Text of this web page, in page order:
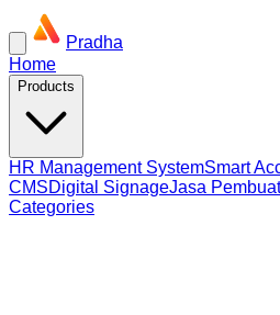
Pradha
Home
Products
HR Management SystemSmart
CMSDigital SignageJasa
Categories